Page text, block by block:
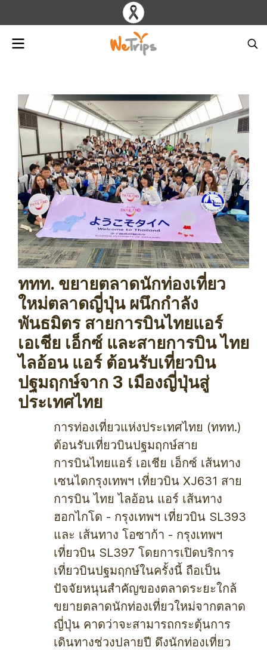
ททท. ขยายตลาดนักท่องเที่ยว
ใหม่ตลาดญี่ปุ่น ผนึกกำลัง
พันธมิตร สายการบินไทยแอร์
เอเชีย เอ็กซ์ และสายการบิน ไทย
ไลอ้อน แอร์ ต้อนรับเที่ยวบิน
ปฐมฤกษ์จาก 3 เมืองญี่ปุ่นสู่
ประเทศไทย
การท่องเที่ยวแห่งประเทศไทย (ททท.)
ต้อนรับเที่ยวบินปฐมฤกษ์สาย
การบินไทยแอร์ เอเชีย เอ็กซ์ เส้นทาง
เซนไดกรุงเทพฯ เที่ยวบิน XJ631 สาย
การบิน ไทย ไลอ้อน แอร์ เส้นทาง
ฮอกไกโด - กรุงเทพฯ เที่ยวบิน SL393
และ เส้นทาง โอซาก้า - กรุงเทพฯ
เที่ยวบิน SL397 โดยการเปิดบริการ
เที่ยวบินปฐมฤกษ์ในครั้งนี้ ถือเป็น
ปัจจัยหนุนสำคัญของตลาดระยะใกล้
ขยายตลาดนักท่องเที่ยวใหม่จากตลาด
ญี่ปุ่น คาดว่าจะสามารถกระตุ้นการ
เดินทางช่วงปลายปี ดึงนักท่องเที่ยว